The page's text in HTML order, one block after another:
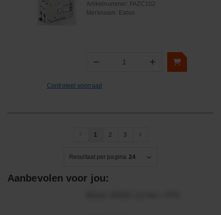
Artikelnummer: FAZC102
Merknaam: Eaton
− Aantal +
Controleer voorraad
1 2 3
Resultaat per pagina 24
Aanbevolen voor jou: